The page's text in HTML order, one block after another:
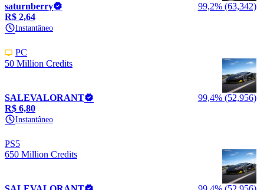
saturnberry
99,2% (63,342)
R$ 2,64
Instantâneo
PC
50 Million Credits
SALEVALORANT
99,4% (52,956)
R$ 6,80
Instantâneo
PS5
650 Million Credits